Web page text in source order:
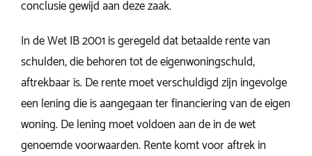
conclusie gewijd aan deze zaak.
In de Wet IB 2001 is geregeld dat betaalde rente van
schulden, die behoren tot de eigenwoningschuld,
aftrekbaar is. De rente moet verschuldigd zijn ingevolge
een lening die is aangegaan ter financiering van de eigen
woning. De lening moet voldoen aan de in de wet
genoemde voorwaarden. Rente komt voor aftrek in